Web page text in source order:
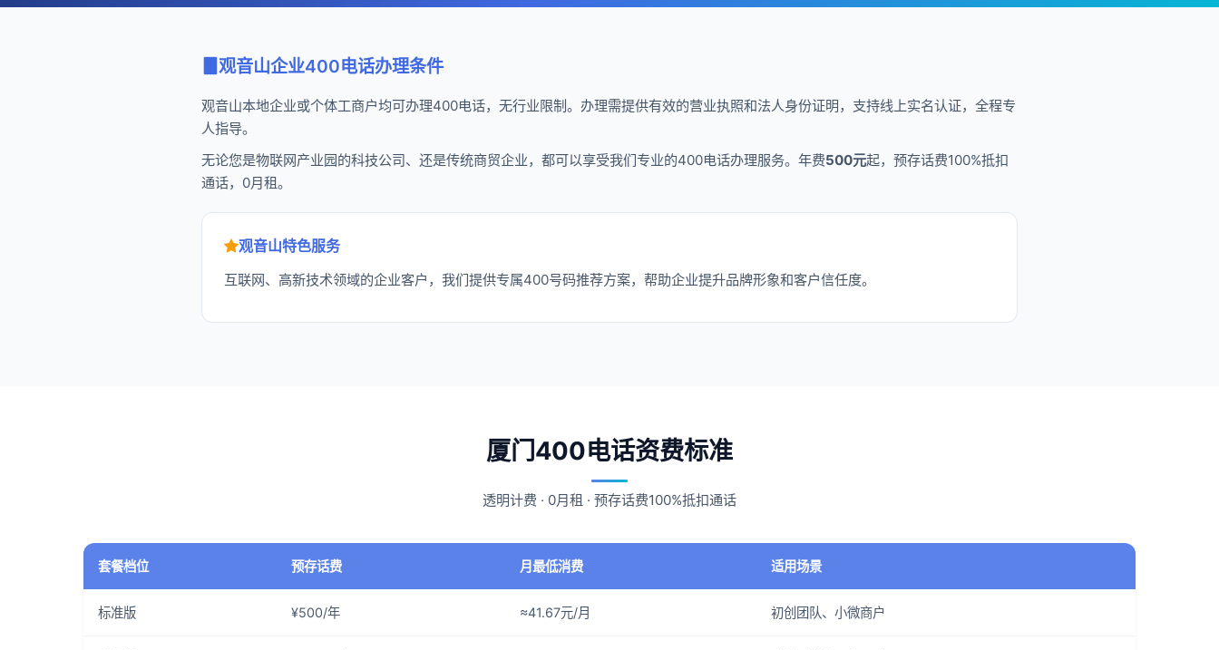
观音山企业400电话办理条件
观音山本地企业或个体工商户均可办理400电话，无行业限制。办理需提供有效的营业执照和法人身份证明，支持线上实名认证，全程专
人指导。
无论您是物联网产业园的科技公司、还是传统商贸企业，都可以享受我们专业的400电话办理服务。年费500元起，预存话费100%抵扣
通话，0月租。
观音山特色服务
互联网、高新技术领域的企业客户，我们提供专属400号码推荐方案，帮助企业提升品牌形象和客户信任度。
厦门400电话资费标准
透明计费 · 0月租 · 预存话费100%抵扣通话
套餐档位 预存话费 月最低消费 适用场景
标准版 ¥500/年 ≈41.67元/月 初创团队、小微商户